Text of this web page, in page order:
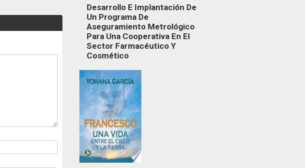
Desarrollo E Implantación De
Un Programa De
Aseguramiento Metrológico
Para Una Cooperativa En El
Sector Farmacéutico Y
Cosmético